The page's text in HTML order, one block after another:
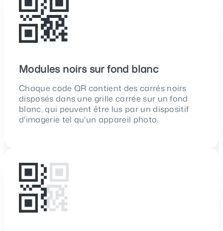
Modules noirs sur fond blanc
Chaque code QR contient des carrés noirs
disposés dans une grille carrée sur un fond
blanc, qui peuvent être lus par un dispositif
d'imagerie tel qu'un appareil photo.